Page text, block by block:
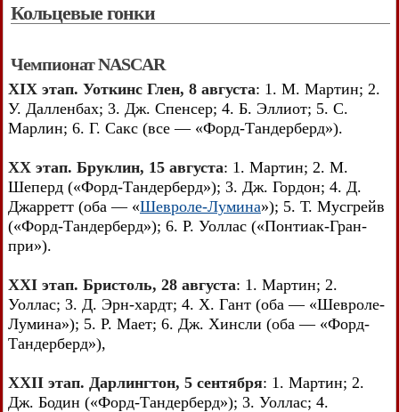
Кольцевые гонки
Чемпионат NASCAR
XIX этап. Уоткинс Глен, 8 августа: 1. М. Мартин; 2.
У. Далленбах; 3. Дж. Спенсер; 4. Б. Эллиот; 5. С.
Марлин; 6. Г. Сакс (все — «Форд-Тандерберд»).
XX этап. Бруклин, 15 августа: 1. Мартин; 2. М.
Шеперд («Форд-Тандерберд»); 3. Дж. Гордон; 4. Д.
Джарретт (оба — «Шевроле-Лумина»); 5. Т. Мусгрейв
(«Форд-Тандерберд»); 6. Р. Уоллас («Понтиак-Гран-
при»).
XXI этап. Бристоль, 28 августа: 1. Мартин; 2.
Уоллас; 3. Д. Эрн-хардт; 4. X. Гант (оба — «Шевроле-
Лумина»); 5. Р. Мает; 6. Дж. Хинсли (оба — «Форд-
Тандерберд»),
XXII этап. Дарлингтон, 5 сентября: 1. Мартин; 2.
Дж. Бодин («Форд-Тандерберд»); 3. Уоллас; 4.